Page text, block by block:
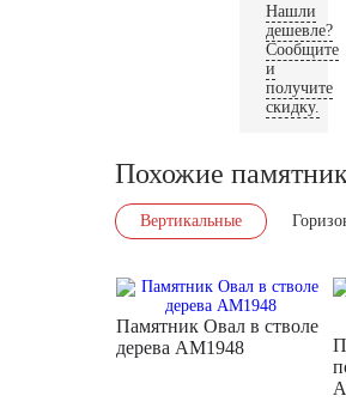
Нашли
дешевле?
Сообщите
и
получите
скидку.
Похожие
Вертикальные
Памятник Овал в стволе
дерева AM1948